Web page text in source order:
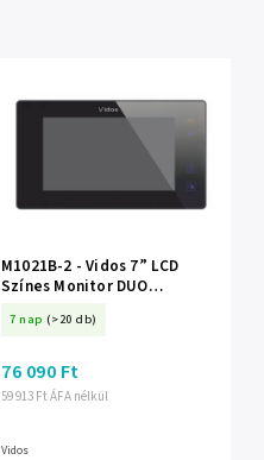
M1021B-2 - Vidos 7” LCD
Színes Monitor DUO
7 nap (>20 db)
59 913 Ft ÁFA nélkül
76 090 Ft
Vidos